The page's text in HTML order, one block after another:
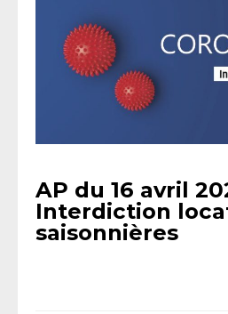
AP du 16 avril
Interdiction
saisonnières